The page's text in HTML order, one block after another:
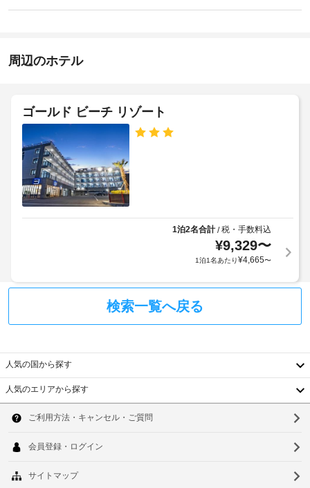
ん
周辺のホテル
ゴールド ビーチ リゾート
1泊2名合計/税・手数料込
¥9,329〜
1泊1名あたり¥4,665〜
検索一覧へ戻る
人気の国から探す
韓
国
人気のエリアから探す
ウ